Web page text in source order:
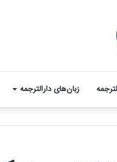
زبان‌های دارالترجمه